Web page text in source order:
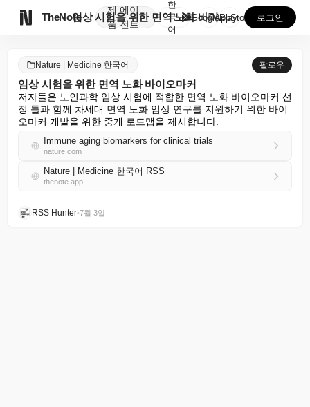
TheNote
제
품
에이
전트
임상 시험을 위한 면역 노화 바이오마커
한
국
어
GooglePlay
AppStore 로그인
Nature | Medicine 한국어 팔로우
임상 시험을 위한 면역 노화 바이오마커
저자들은 노인과학 임상 시험에 적합한 면역 노화 바이오마커 선
정 틀과 함께 차세대 면역 노화 임상 연구를 지원하기 위한 바이
오마커 개발을 위한 중개 로드맵을 제시합니다.
Immune aging biomarkers for clinical trials
nature.com
Nature | Medicine 한국어 RSS
thenote.app
RSS Hunter•7월 3일